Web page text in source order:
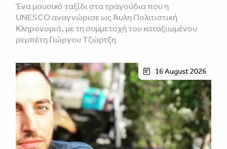
Ένα μουσικό ταξίδι στα τραγούδια που η
UNESCO αναγνώρισε ως Άυλη Πολιτιστική
Κληρονομιά, με τη συμμετοχή του καταξιωμένου
ρεμπέτη Γιώργου Τζώρτζη
16 August 2026